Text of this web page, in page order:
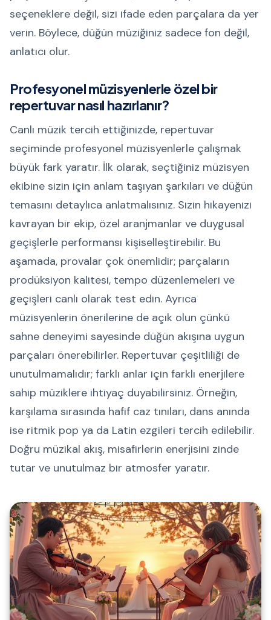
seçeneklere değil, sizi ifade eden parçalara da yer
verin. Böylece, düğün müziğiniz sadece fon değil,
anlatıcı olur.
Profesyonel müzisyenlerle özel bir
repertuvar nasıl hazırlanır?
Canlı müzik tercih ettiğinizde, repertuvar
seçiminde profesyonel müzisyenlerle çalışmak
büyük fark yaratır. İlk olarak, seçtiğiniz müzisyen
ekibine sizin için anlam taşıyan şarkıları ve düğün
temasını detaylıca anlatmalısınız. Sizin hikayenizi
kavrayan bir ekip, özel aranjmanlar ve duygusal
geçişlerle performansı kişiselleştirebilir. Bu
aşamada, provalar çok önemlidir; parçaların
prodüksiyon kalitesi, tempo düzenlemeleri ve
geçişleri canlı olarak test edin. Ayrıca
müzisyenlerin önerilerine de açık olun çünkü
sahne deneyimi sayesinde düğün akışına uygun
parçaları önerebilirler. Repertuvar çeşitliliği de
unutulmamalıdır; farklı anlar için farklı enerjilere
sahip müziklere ihtiyaç duyabilirsiniz. Örneğin,
karşılama sırasında hafif caz tınıları, dans anında
ise ritmik pop ya da Latin ezgileri tercih edilebilir.
Doğru müzikal akış, misafirlerin enerjisini zinde
tutar ve unutulmaz bir atmosfer yaratır.